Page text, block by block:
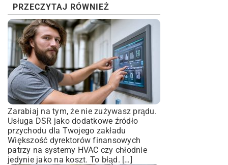
PRZECZYTAJ RÓWNIEŻ
Zarabiaj na tym, że nie zużywasz prądu.
Usługa DSR jako dodatkowe źródło
przychodu dla Twojego zakładu
Większość dyrektorów finansowych
patrzy na systemy HVAC czy chłodnie
jedynie jako na koszt. To błąd. […]